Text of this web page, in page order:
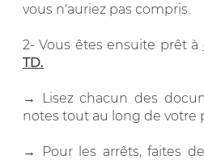
vous n'auriez pas compris.
2-Vous êtes ensuite prêt à
TD.
→ Lisez chacun des
notes tout au long de votre
→ Pour les arrêts, faites